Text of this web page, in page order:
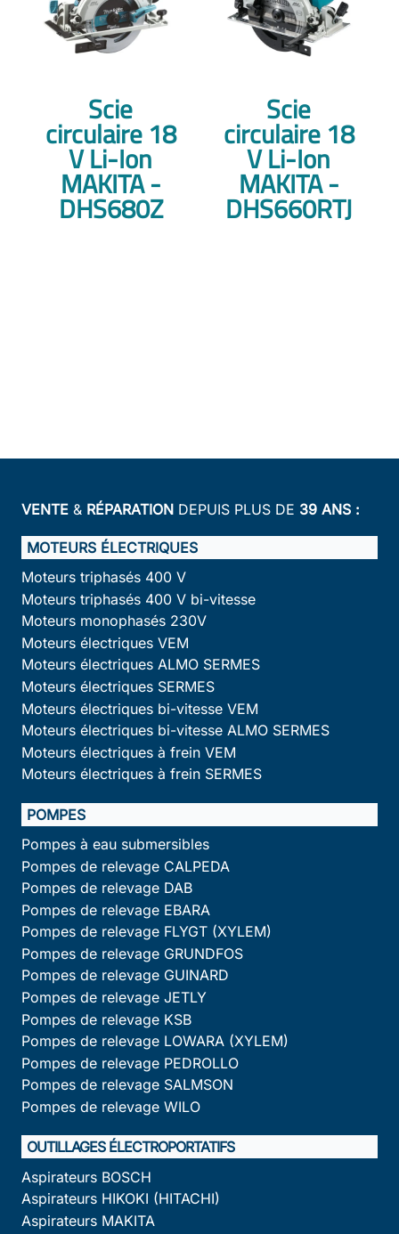
Scie
circulaire 18
V Li-Ion
MAKITA -
DHS680Z
Scie
circulaire 18
V Li-Ion
MAKITA -
DHS660RTJ
VENTE & RÉPARATION DEPUIS PLUS DE 39 ANS :
MOTEURS ÉLECTRIQUES
Moteurs triphasés 400 V
Moteurs triphasés 400 V bi-vitesse
Moteurs monophasés 230V
Moteurs électriques VEM
Moteurs électriques ALMO SERMES
Moteurs électriques SERMES
Moteurs électriques bi-vitesse VEM
Moteurs électriques bi-vitesse ALMO SERMES
Moteurs électriques à frein VEM
Moteurs électriques à frein SERMES
POMPES
Pompes à eau submersibles
Pompes de relevage CALPEDA
Pompes de relevage DAB
Pompes de relevage EBARA
Pompes de relevage FLYGT (XYLEM)
Pompes de relevage GRUNDFOS
Pompes de relevage GUINARD
Pompes de relevage JETLY
Pompes de relevage KSB
Pompes de relevage LOWARA (XYLEM)
Pompes de relevage PEDROLLO
Pompes de relevage SALMSON
Pompes de relevage WILO
OUTILLAGES ÉLECTROPORTATIFS
Aspirateurs BOSCH
Aspirateurs HIKOKI (HITACHI)
Aspirateurs MAKITA